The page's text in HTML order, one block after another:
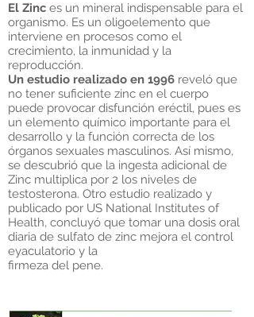
El Zinc es un mineral indispensable para el
organismo. Es un oligoelemento que
interviene en procesos como el
crecimiento, la inmunidad y la
reproducción.
Un estudio realizado en 1996 reveló que
no tener suficiente zinc en el cuerpo
puede provocar disfunción eréctil, pues es
un elemento químico importante para el
desarrollo y la función correcta de los
órganos sexuales masculinos. Así mismo,
se descubrió que la ingesta adicional de
Zinc multiplica por 2 los niveles de
testosterona. Otro estudio realizado y
publicado por US National Institutes of
Health, concluyó que tomar una dosis oral
diaria de sulfato de zinc mejora el control
eyaculatorio y la
firmeza del pene.